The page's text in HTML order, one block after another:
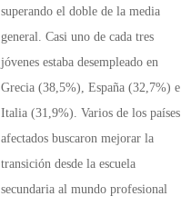
superando el doble de la media
general. Casi uno de cada tres
jóvenes estaba desempleado en
Grecia (38,5%), España (32,7%) e
Italia (31,9%). Varios de los países
afectados buscaron mejorar la
transición desde la escuela
secundaria al mundo profesional